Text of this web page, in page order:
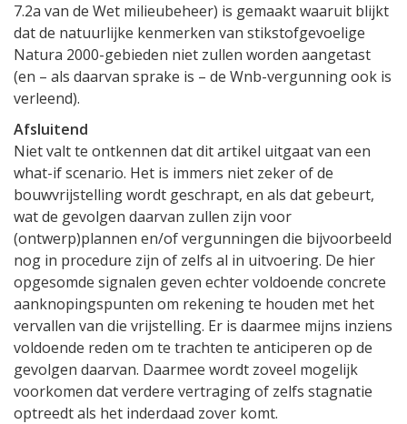
7.2a van de Wet milieubeheer) is gemaakt waaruit blijkt
dat de natuurlijke kenmerken van stikstofgevoelige
Natura 2000-gebieden niet zullen worden aangetast
(en – als daarvan sprake is – de Wnb-vergunning ook is
verleend).
Afsluitend
Niet valt te ontkennen dat dit artikel uitgaat van een
what-if scenario. Het is immers niet zeker of de
bouwvrijstelling wordt geschrapt, en als dat gebeurt,
wat de gevolgen daarvan zullen zijn voor
(ontwerp)plannen en/of vergunningen die bijvoorbeeld
nog in procedure zijn of zelfs al in uitvoering. De hier
opgesomde signalen geven echter voldoende concrete
aanknopingspunten om rekening te houden met het
vervallen van die vrijstelling. Er is daarmee mijns inziens
voldoende reden om te trachten te anticiperen op de
gevolgen daarvan. Daarmee wordt zoveel mogelijk
voorkomen dat verdere vertraging of zelfs stagnatie
optreedt als het inderdaad zover komt.